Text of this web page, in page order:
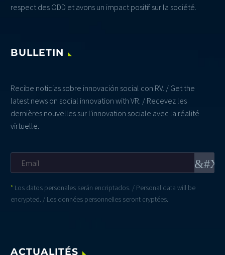
respect des ODD et avons un impact positif sur la société.
BULLETIN
Recibe noticias sobre innovación social con RV. / Get the
latest news on social innovation with VR. / Recevez les
dernières nouvelles sur l'innovation sociale avec la réalité
virtuelle.
* Los datos personales serán encriptados. / Personal data will be
encrypted. / Les données personnelles seront cryptées.
ACTUALITÉS